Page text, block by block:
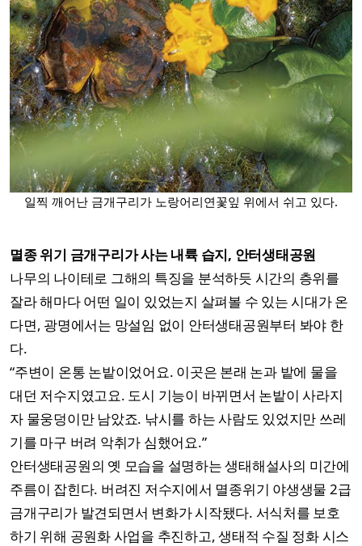
일찍 깨어난 금개구리가 노랑어리연꽃잎 위에서 쉬고 있다.
멸종 위기 금개구리가 사는 내륙 습지, 안터생태공원
나무의 나이테로 그해의 특징을 분석하듯 시간의 층위를
잘라 해마다 어떤 일이 있었는지 살펴볼 수 있는 시대가 온
다면, 광명에서는 망설임 없이 안터생태공원부터 봐야 한
다.
“주변이 온통 논밭이었어요. 이곳은 본래 논과 밭에 물을
대던 저수지였고요. 도시 기능이 바뀌면서 논밭이 사라지
자 물웅덩이만 남았죠. 낚시를 하는 사람도 있었지만 쓰레
기를 마구 버려 악취가 심했어요.”
안터생태공원의 옛 모습을 설명하는 생태해설사의 미간에
주름이 잡힌다. 버려진 저수지에서 멸종위기 야생생물 2급
금개구리가 발견되면서 변화가 시작됐다. 서식처를 보호
하기 위해 공원화 사업을 추진하고, 생태적 수질 정화 시스